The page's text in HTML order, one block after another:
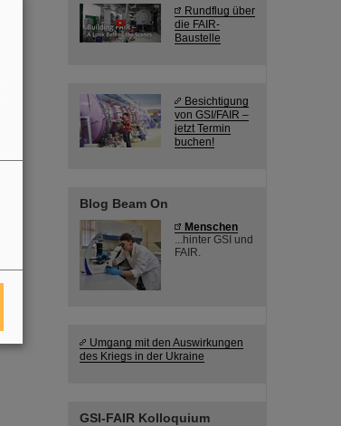
Rundflug über
die FAIR-
Baustelle
Besichtigung
von GSI/FAIR –
jetzt Termin
buchen!
Blog Beam On
Menschen
...hinter GSI und
FAIR.
Umgang mit den Auswirkungen
des Kriegs in der Ukraine
GSI-FAIR Kolloquium